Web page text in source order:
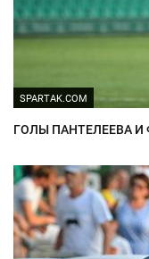
SPARTAK.COM
ГОЛЫ ПАНТЕЛЕЕВА